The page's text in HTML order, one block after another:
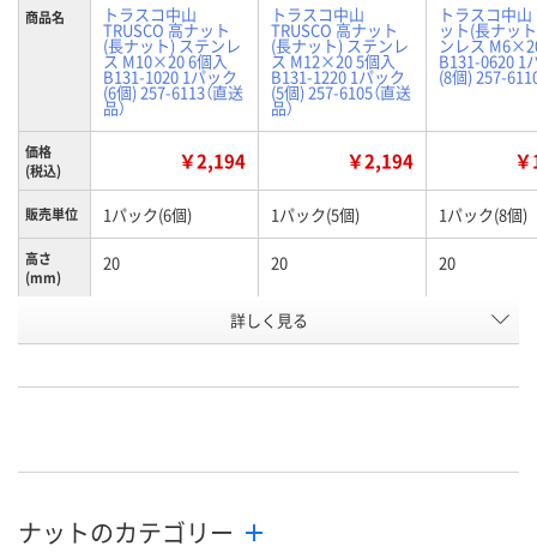
商品名 トラスコ中山
TRUSCO 高ナット
(長ナット) ステンレ
ス M10×20 6個入
B131-1020 1パック
(6個) 257-6113（直送
品）
トラスコ中山
TRUSCO 高ナット
(長ナット) ステンレ
ス M12×20 5個入
B131-1220 1パック
(5個) 257-6105（直送
品）
トラスコ中
ット(長ナッ
ンレス
B131-0620 1
(8個) 257-
価格
(税込)
￥2,194 ￥2,194
販売単位 1パック(6個) 1パック(5個) 1パック(8個)
高さ
(mm)
20 20 20
M12
号
お届け日 8月12日（水） 8月19日（水）まで 8月9日（日）
数量
詳しく見る
ナットのカテゴリー